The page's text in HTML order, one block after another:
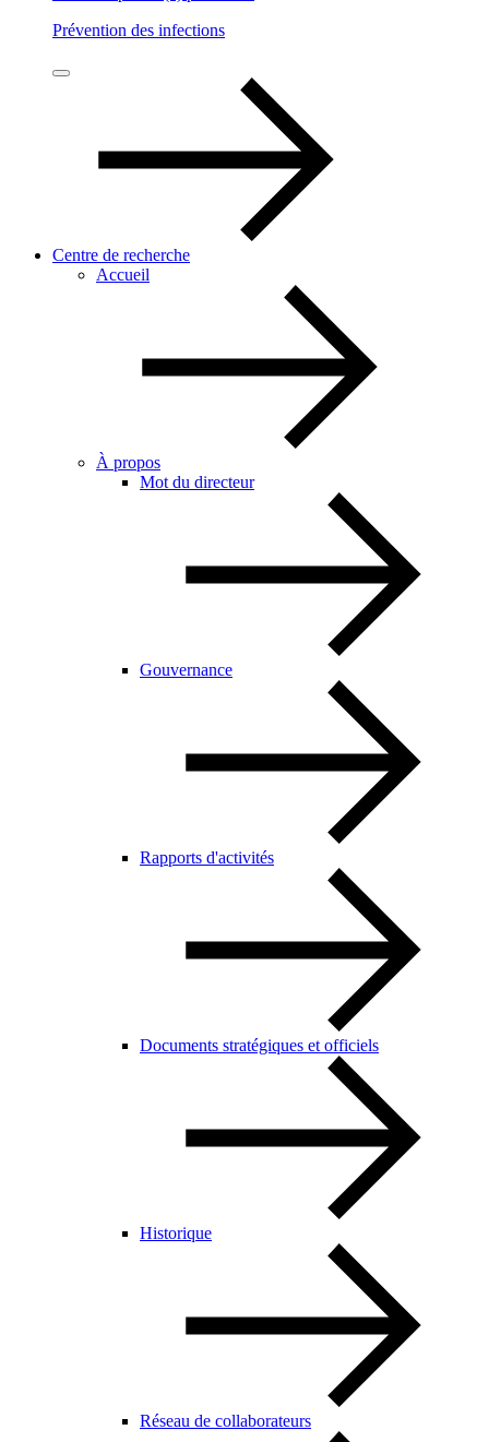
Prévention des infections
Centre de recherche
Accueil
À propos
Mot du directeur
Gouvernance
Rapports d'activités
Documents stratégiques et officiels
Historique
Réseau de collaborateurs